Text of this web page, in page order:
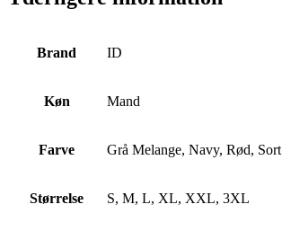
Brand ID
Køn Mand
Farve Grå Melange, Navy, Rød, Sort
Størrelse S, M, L, XL, XXL, 3XL